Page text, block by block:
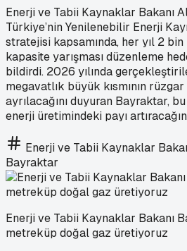
Enerji ve Tabii Kaynaklar Bakanı
Türkiye’nin Yenilenebilir Enerji
stratejisi kapsamında, her yıl 2
kapasite yarışması düzenleme
bildirdi. 2026 yılında
megavatlık büyük kısmının
ayrılacağını duyuran Bayraktar,
enerji üretimindeki payı
Enerji ve Tabii Kaynaklar
Bayraktar
Enerji ve Tabii Kaynaklar Bakanı
metreküp doğal gaz üretiyoruz